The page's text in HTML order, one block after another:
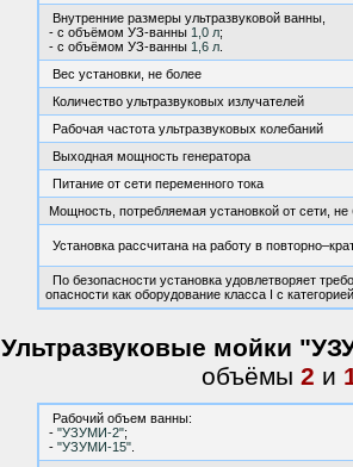
Внутренние размеры ультразвуковой ванны,
- с объёмом УЗ-ванны 1,0 л;
- с объёмом УЗ-ванны 1,6 л.
Вес установки, не более
Количество ультразвуковых излучателей
Рабочая частота ультразвуковых колебаний
Выходная мощность генератора
Питание от сети переменного тока
Мощность, потребляемая установкой от сети, не
Установка рассчитана на работу в
По безопасности установка удовлетворяет
опасности как оборудование класса I с
Ультразвуковые мойки
объёмы 2 и
Рабочий объем ванны:
- "УЗУМИ-2";
- "УЗУМИ-15".